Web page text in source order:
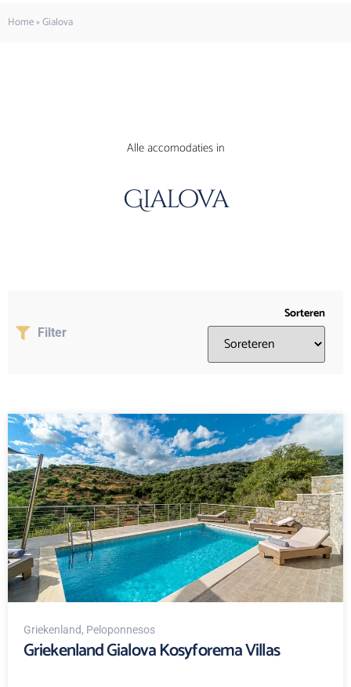
Home»Gialova
Alle accomodaties in
Gialova
Filter
Sorteren
Griekenland, Peloponnesos
Griekenland Gialova Kosyforema Villas